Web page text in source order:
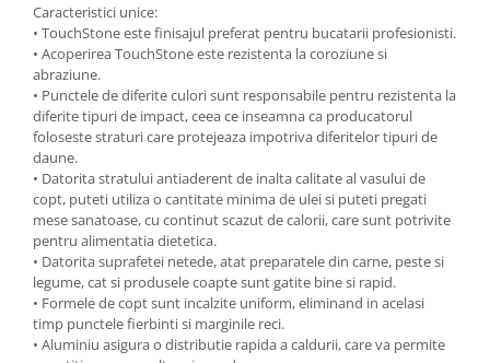
Ramekin
Tavi si forme prajituri
Aparate prajituri
Facalete
Forme briose
Lumanari tort
Ornare, insiropare si decorare
prajituri
Portionatoare si feliatoare
Posuri si duiuri
Raclete patiserie
Suporturi prajituri
Tavi detasabile
Caracteristici unice:
• TouchStone este finisajul preferat pentru bucatarii profesionisti.
• Acoperirea TouchStone este rezistenta la coroziune si
abraziune.
• Punctele de diferite culori sunt responsabile pentru rezistenta la
diferite tipuri de impact, ceea ce inseamna ca producatorul
foloseste straturi care protejeaza impotriva diferitelor tipuri de
daune.
• Datorita stratului antiaderent de inalta calitate al vasului de
copt, puteti utiliza o cantitate minima de ulei si puteti pregati
mese sanatoase, cu continut scazut de calorii, care sunt potrivite
pentru alimentatia dietetica.
• Datorita suprafetei netede, atat preparatele din carne, peste si
legume, cat si produsele coapte sunt gatite bine si rapid.
• Formele de copt sunt incalzite uniform, eliminand in acelasi
timp punctele fierbinti si marginile reci.
• Aluminiu asigura o distributie rapida a caldurii, care va permite